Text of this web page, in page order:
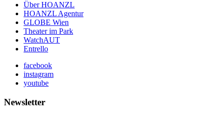
Über HOANZL
HOANZL Agentur
GLOBE Wien
Theater im Park
WatchAUT
Entrello
facebook
instagram
youtube
Newsletter